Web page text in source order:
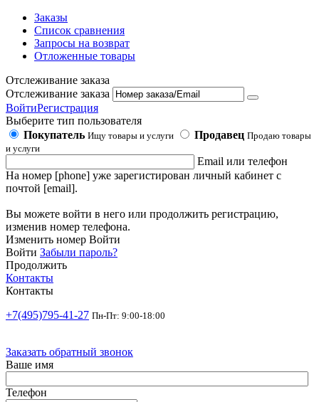
Заказы
Список сравнения
Запросы на возврат
Отложенные товары
Отслеживание заказа
Отслеживание заказа
ВойтиРегистрация
Выберите тип пользователя
Покупатель Ищу товары и услуги Продавец Продаю товары
и услуги
Email или телефон
На номер [phone] уже зарегистирован личный кабинет с
почтой [email].
Вы можете войти в него или продолжить регистрацию,
изменив номер телефона.
Изменить номер Войти
Войти Забыли пароль?
Продолжить
Контакты
Контакты
+7(495)795-41-27 Пн-Пт: 9:00-18:00
Заказать обратный звонок
Ваше имя
Телефон